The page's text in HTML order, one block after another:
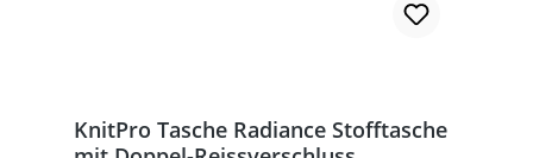
KnitPro Tasche Radiance Stofftasche